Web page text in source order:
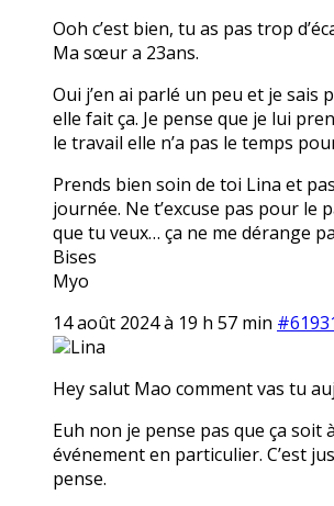
Ooh c’est bien, tu as pas trop
Ma sœur a 23ans.
Oui j’en ai parlé un peu et je sais
elle fait ça. Je pense que je lui
le travail elle n’a pas le temps
Prends bien soin de toi Lina et
journée. Ne t’excuse pas pour le
que tu veux… ça ne me dérange
Bises
Myo
14 août 2024 à 19 h 57 min
Lina
Hey salut Mao comment vas tu
Euh non je pense pas que ça soit
événement en particulier. C’est
pense.